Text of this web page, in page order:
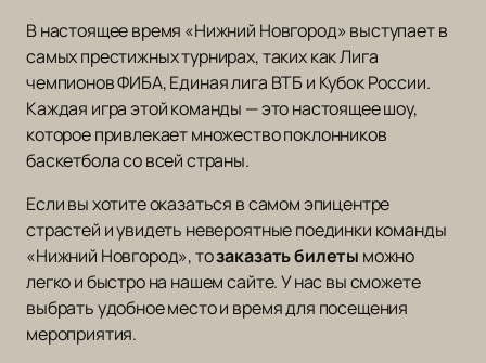
В настоящее время «Нижний Новгород» выступает в
самых престижных турнирах, таких как Лига
чемпионов ФИБА, Единая лига ВТБ и Кубок России.
Каждая игра этой команды — это настоящее шоу,
которое привлекает множество поклонников
баскетбола со всей страны.
Если вы хотите оказаться в самом эпицентре
страстей и увидеть невероятные поединки команды
«Нижний Новгород», тозаказать билеты можно
легко и быстро на нашем сайте. У нас вы сможете
выбрать удобное место и время для посещения
мероприятия.